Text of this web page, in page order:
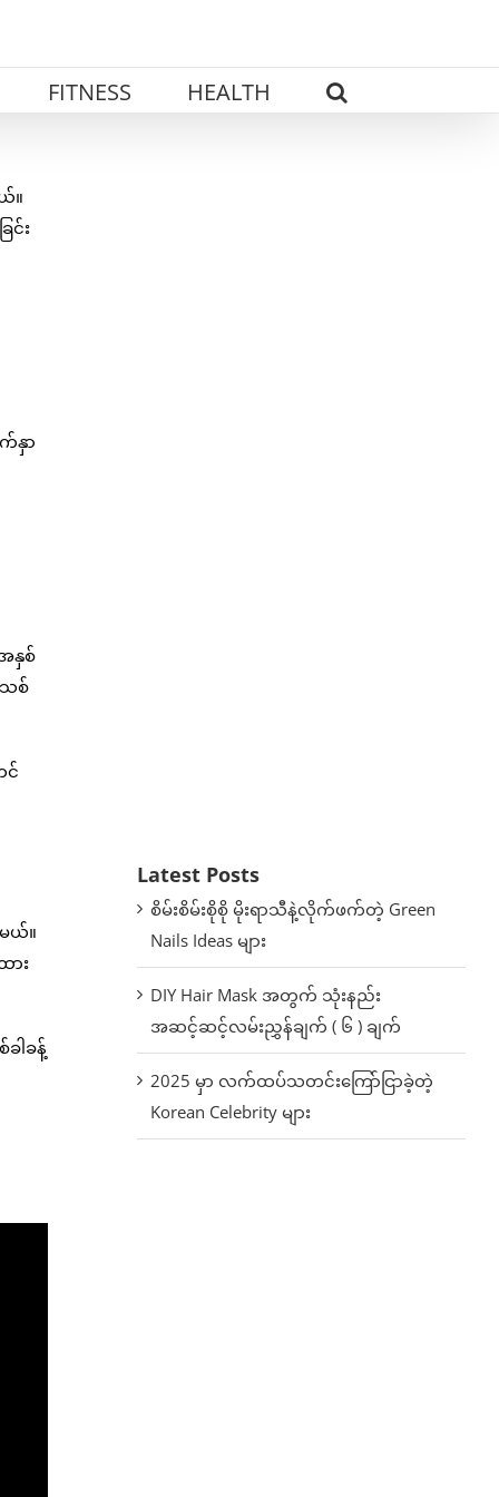
FITNESS HEALTH
။
င်း
နှာ
နှစ်
သစ်
င်
ယ်။
ား
ါခန့်
Latest Posts
စိမ်းစိမ်းစိုစို မိုးရာသီနဲ့လိုက်ဖက်တဲ့ Green
Nails Ideas များ
DIY Hair Mask အတွက် သုံးနည်း
အဆင့်ဆင့်လမ်းညွှန်ချက် ( ၆ ) ချက်
2025 မှာ လက်ထပ်သတင်းကြော်ငြာခဲ့တဲ့
Korean Celebrity များ